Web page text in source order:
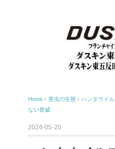
Home › 害虫の生態 › ハンタウイ
ない脅威
2026-05-20